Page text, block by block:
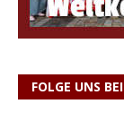
FOLGE UNS BEI